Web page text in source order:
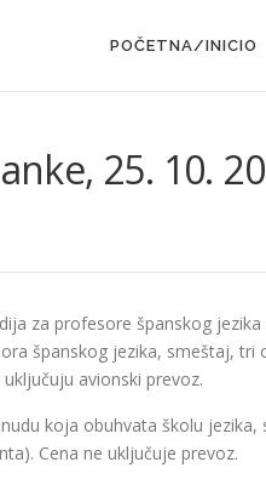
POČETNA/INICIO
25. 10.
za profesore španskog jezika
španskog jezika, smeštaj, tri
avionski prevoz.
koja obuhvata školu jezika,
Cena ne uključuje prevoz.